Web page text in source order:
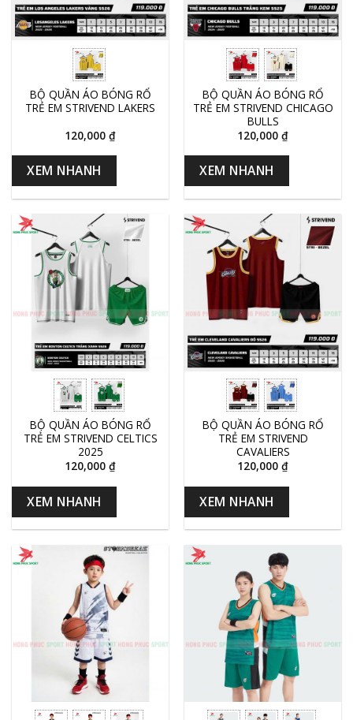
BỘ QUẦN ÁO BÓNG RỔ
TRẺ EM STRIVEND LAKERS
120,000 ₫
XEM NHANH
BỘ QUẦN ÁO BÓNG RỔ
TRẺ EM STRIVEND CHICAGO
BULLS
120,000 ₫
XEM NHANH
BỘ QUẦN ÁO BÓNG RỔ
TRẺ EM STRIVEND CELTICS
2025
120,000 ₫
XEM NHANH
BỘ QUẦN ÁO BÓNG RỔ
TRẺ EM STRIVEND
CAVALIERS
120,000 ₫
XEM NHANH